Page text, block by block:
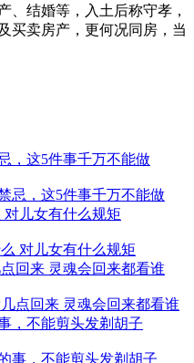
、结婚等，入土后称守孝，
买卖房产，更何况同房，当
，这5件事千万不能做
儿女有什么规矩
回来 灵魂会回来都看谁
，不能剪头发剃胡子